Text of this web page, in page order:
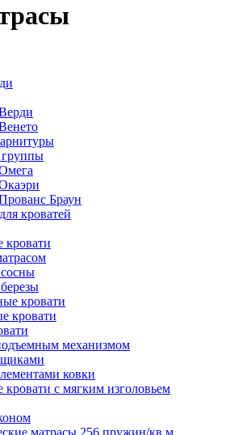
Браун
кроватей
кровати
кровати
кровати
механизмом
ковки
кровати с мягким изголовьем
матрасы 256 пружин/кв.м